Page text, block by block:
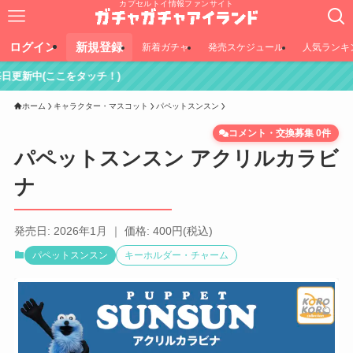
カプセルトイ情報ファンサイト
ログイン 新規登録 新着ガチャ 発売スケジュール 人気ランキ
ッチ！)
ホーム キャラクター・マスコット パペットスンスン
パペットスンスン アクリルカラビ
ナ
コメント・交換募集 0件
発売日: 2026年1月 ｜ 価格: 400円(税込)
パペットスンスン キーホルダー・チャーム